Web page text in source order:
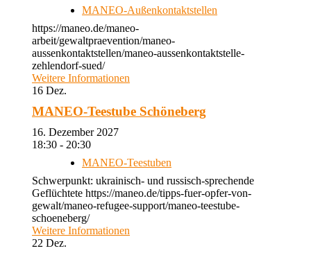
MANEO-Außenkontaktstellen
https://maneo.de/maneo-
arbeit/gewaltpraevention/maneo-
aussenkontaktstellen/maneo-aussenkontaktstelle-
zehlendorf-sued/
Weitere Informationen
16 Dez.
MANEO-Teestube Schöneberg
16. Dezember 2027
18:30 - 20:30
MANEO-Teestuben
Schwerpunkt: ukrainisch- und russisch-sprechende
Geflüchtete https://maneo.de/tipps-fuer-opfer-von-
gewalt/maneo-refugee-support/maneo-teestube-
schoeneberg/
Weitere Informationen
22 Dez.